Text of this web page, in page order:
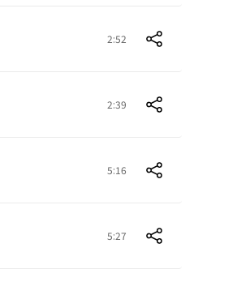
2:52
2:39
5:16
5:27